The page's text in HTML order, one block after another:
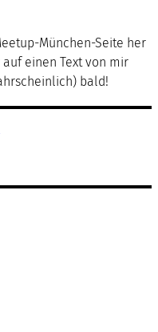
München-Seite her
einen Text von mir
bald!